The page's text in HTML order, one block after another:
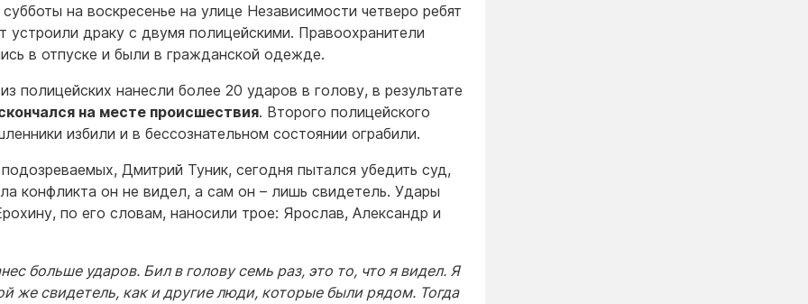
на воскресенье на улице Независимости четверо ребят
устроили драку с двумя полицейскими. Правоохранители
в отпуске и были в гражданской одежде.
полицейских нанесли более 20 ударов в голову, в результате
на месте происшествия. Второго полицейского
избили и в бессознательном состоянии ограбили.
Дмитрий Туник, сегодня пытался убедить суд,
конфликта он не видел, а сам он – лишь свидетель. Удары
по его словам, наносили трое: Ярослав, Александр и
больше ударов. Бил в голову семь раз, это то, что я видел. Я
же свидетель, как и другие люди, которые были рядом. Тогда